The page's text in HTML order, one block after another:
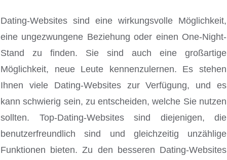
Dating-Websites sind eine wirkungsvolle Möglichkeit,
eine ungezwungene Beziehung oder einen One-Night-
Stand zu finden. Sie sind auch eine großartige
Möglichkeit, neue Leute kennenzulernen. Es stehen
Ihnen viele Dating-Websites zur Verfügung, und es
kann schwierig sein, zu entscheiden, welche Sie nutzen
sollten. Top-Dating-Websites sind diejenigen, die
benutzerfreundlich sind und gleichzeitig unzählige
Funktionen bieten. Zu den besseren Dating-Websites